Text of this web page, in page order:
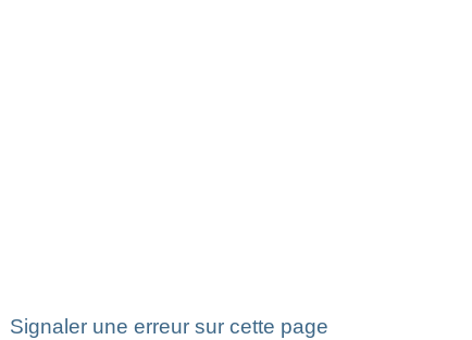
Signaler une erreur sur cette page